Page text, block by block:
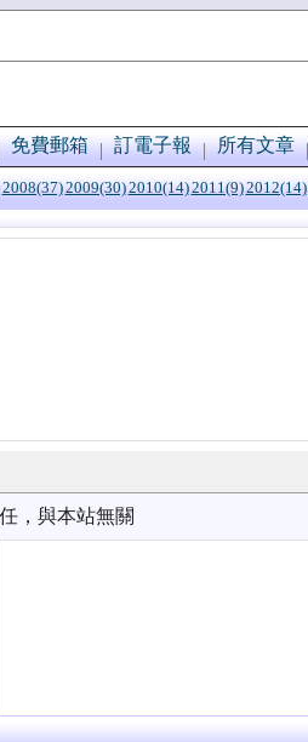
免費郵箱 訂電子報 所有文章
2008(37)2009(30)2010(14)2011(9)2012(14)
，與本站無關